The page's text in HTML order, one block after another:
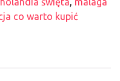
co warto kupić